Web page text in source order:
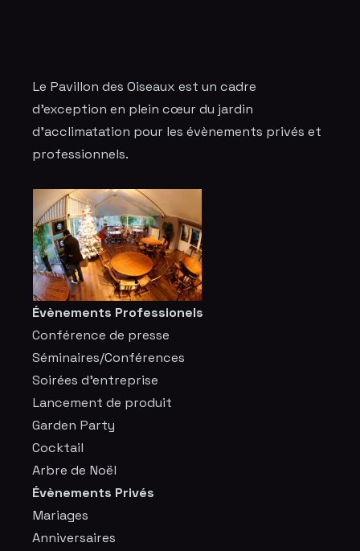
Le Pavillon des Oiseaux est un cadre
d'exception en plein cœur du jardin
d'acclimatation pour les évènements privés et
professionnels.
Évènements Professionels
Conférence de presse
Séminaires/Conférences
Soirées d'entreprise
Lancement de produit
Garden Party
Cocktail
Arbre de Noël
Évènements Privés
Mariages
Anniversaires